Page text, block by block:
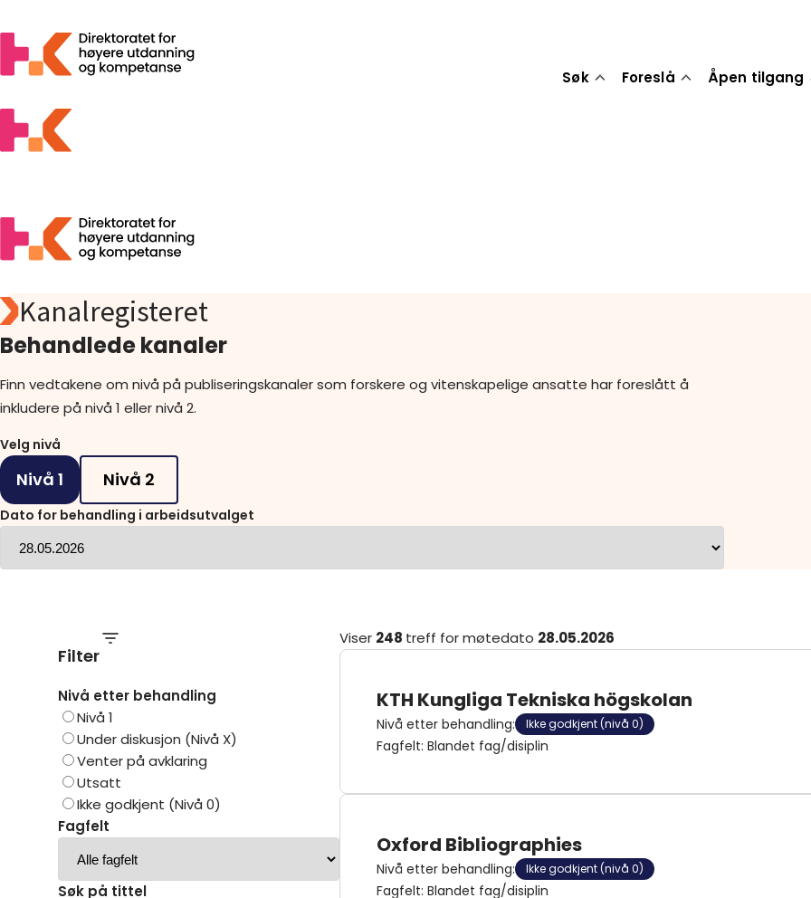
Søk Foreslå Åpen tilgang
Søk
Åpen tilgang
Statistikk
Aktuelt
Gå til innlogging
Kanalregisteret
Behandlede kanaler
Finn vedtakene om nivå på publiseringskanaler som forskere og vitenskapelige ansatte har foreslått å
inkludere på nivå 1 eller nivå 2.
Velg nivå
Nivå 1 Nivå 2
Dato for behandling i arbeidsutvalget
Filter
Nivå etter behandling
Nivå 1
Under diskusjon (Nivå X)
Venter på avklaring
Utsatt
Ikke godkjent (Nivå 0)
Fagfelt
Søk på tittel
Viser 248 treff formøtedato 28.05.2026
KTH Kungliga Tekniska högskolan
Nivå etter behandling: Ikke godkjent (nivå 0)
Fagfelt: Blandet fag/disiplin
Oxford Bibliographies
Nivå etter behandling: Ikke godkjent (nivå 0)
Fagfelt: Blandet fag/disiplin